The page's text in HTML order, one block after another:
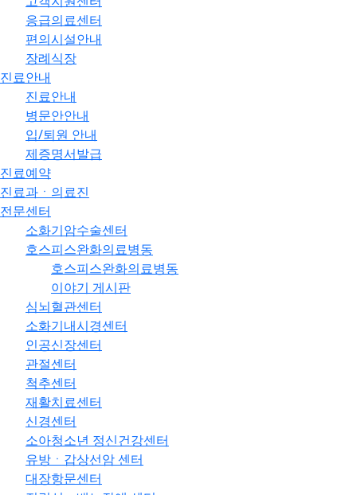
응급의료센터
편의시설안내
장례식장
진료안내
진료안내
병문안안내
입/퇴원 안내
제증명서발급
진료예약
진료과ㆍ의료진
전문센터
소화기암수술센터
호스피스완화의료병동
호스피스완화의료병동
이야기 게시판
심뇌혈관센터
소화기내시경센터
인공신장센터
관절센터
척추센터
재활치료센터
신경센터
소아청소년 정신건강센터
유방ㆍ갑상선암 센터
대장항문센터